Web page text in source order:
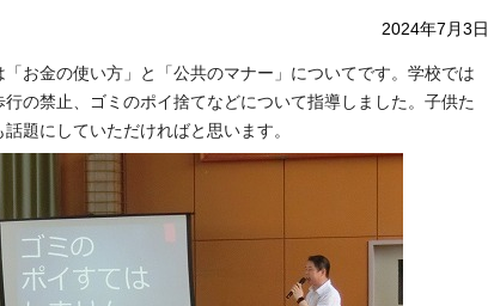
2024年7月3日
お金の使い方」と「公共のマナー」についてです。学校では
の禁止、ゴミのポイ捨てなどについて指導しました。子供た
題にしていただければと思います。